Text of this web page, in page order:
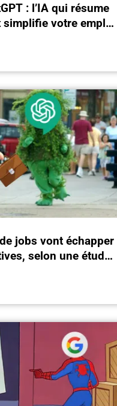
: l’IA qui résume
votre emploi
jobs vont échapper
selon une étude